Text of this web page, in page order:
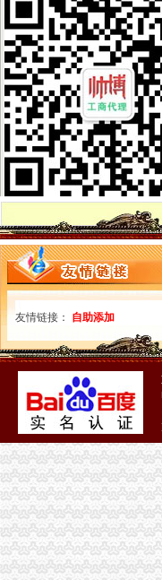
石柱局率先推行《食品经营
万州局化“五个注重”抓好“双
涪陵局及时制止品零售店借
云局龙角所“一四七”方法深
沙坪坝局积着手梯次抓好食
大足局深入推进市场主体信
市局机关召开保密检查动员
渝浙两地工商携手联办区县
市局副局长陈文渝对全市地
市局副局长陈文渝到垫江局
忠县局结合县域实服务涉农
梁平局福禄所“123”举措全
黔江局城西所一制三关五排
荣昌局发挥职能作用创建知
酉局积开展安全排查工作
璧山局四举措纠正公共服务
高新园局“三加三确保”积开展
石柱局突出“三”提高干部教
巫山局推行四项制度优化旅
沙坪坝局突出四个抓手展开
南岸局核发件食品流通许可
巫溪局尖山所推行“周会月报
市局副局长陈文渝率队到石
涪陵区消委会“五法并举”索维
巫溪局尖山所“三转变”促政
大足局发挥职能作用净化文化
永川局积创新实践执法办案
万州局“春天的脚步·万州知
库区家风险投资公司落户忠县
市局召开商标专用权质押工
友情链接： 自助添加